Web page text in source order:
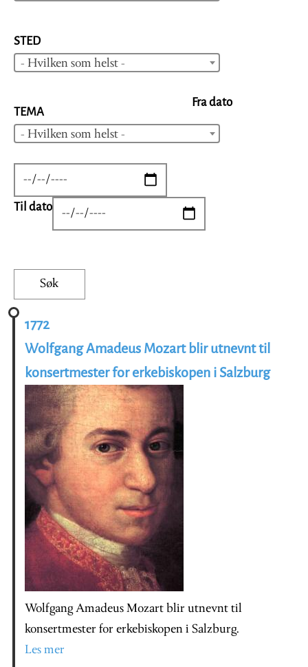
STED
- Hvilken som helst -
TEMA
- Hvilken som helst -
Fra dato
DATE
Til dato DATE
1772
Wolfgang Amadeus Mozart blir utnevnt til
konsertmester for erkebiskopen i Salzburg
Wolfgang Amadeus Mozart blir utnevnt til
konsertmester for erkebiskopen i Salzburg.
Les mer